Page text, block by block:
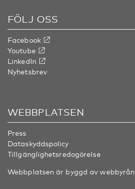
FÖLJ OSS
Facebook
Youtube
LinkedIn
Nyhetsbrev
WEBBPLATSEN
Press
Dataskyddspolicy
Tillgänglighetsredogörelse
Webbplatsen är byggd av webbyrån